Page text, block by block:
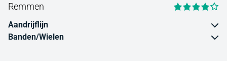
Remmen
Aandrijflijn
Banden/Wielen